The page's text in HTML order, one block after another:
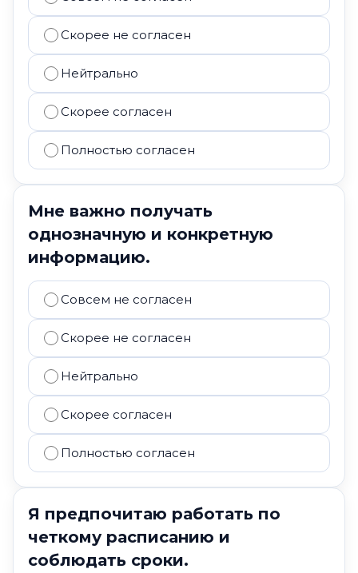
Скорее не согласен
Нейтрально
Скорее согласен
Полностью согласен
Мне важно получать
однозначную и конкретную
информацию.
Совсем не согласен
Скорее не согласен
Нейтрально
Скорее согласен
Полностью согласен
Я предпочитаю работать по
четкому расписанию и
соблюдать сроки.